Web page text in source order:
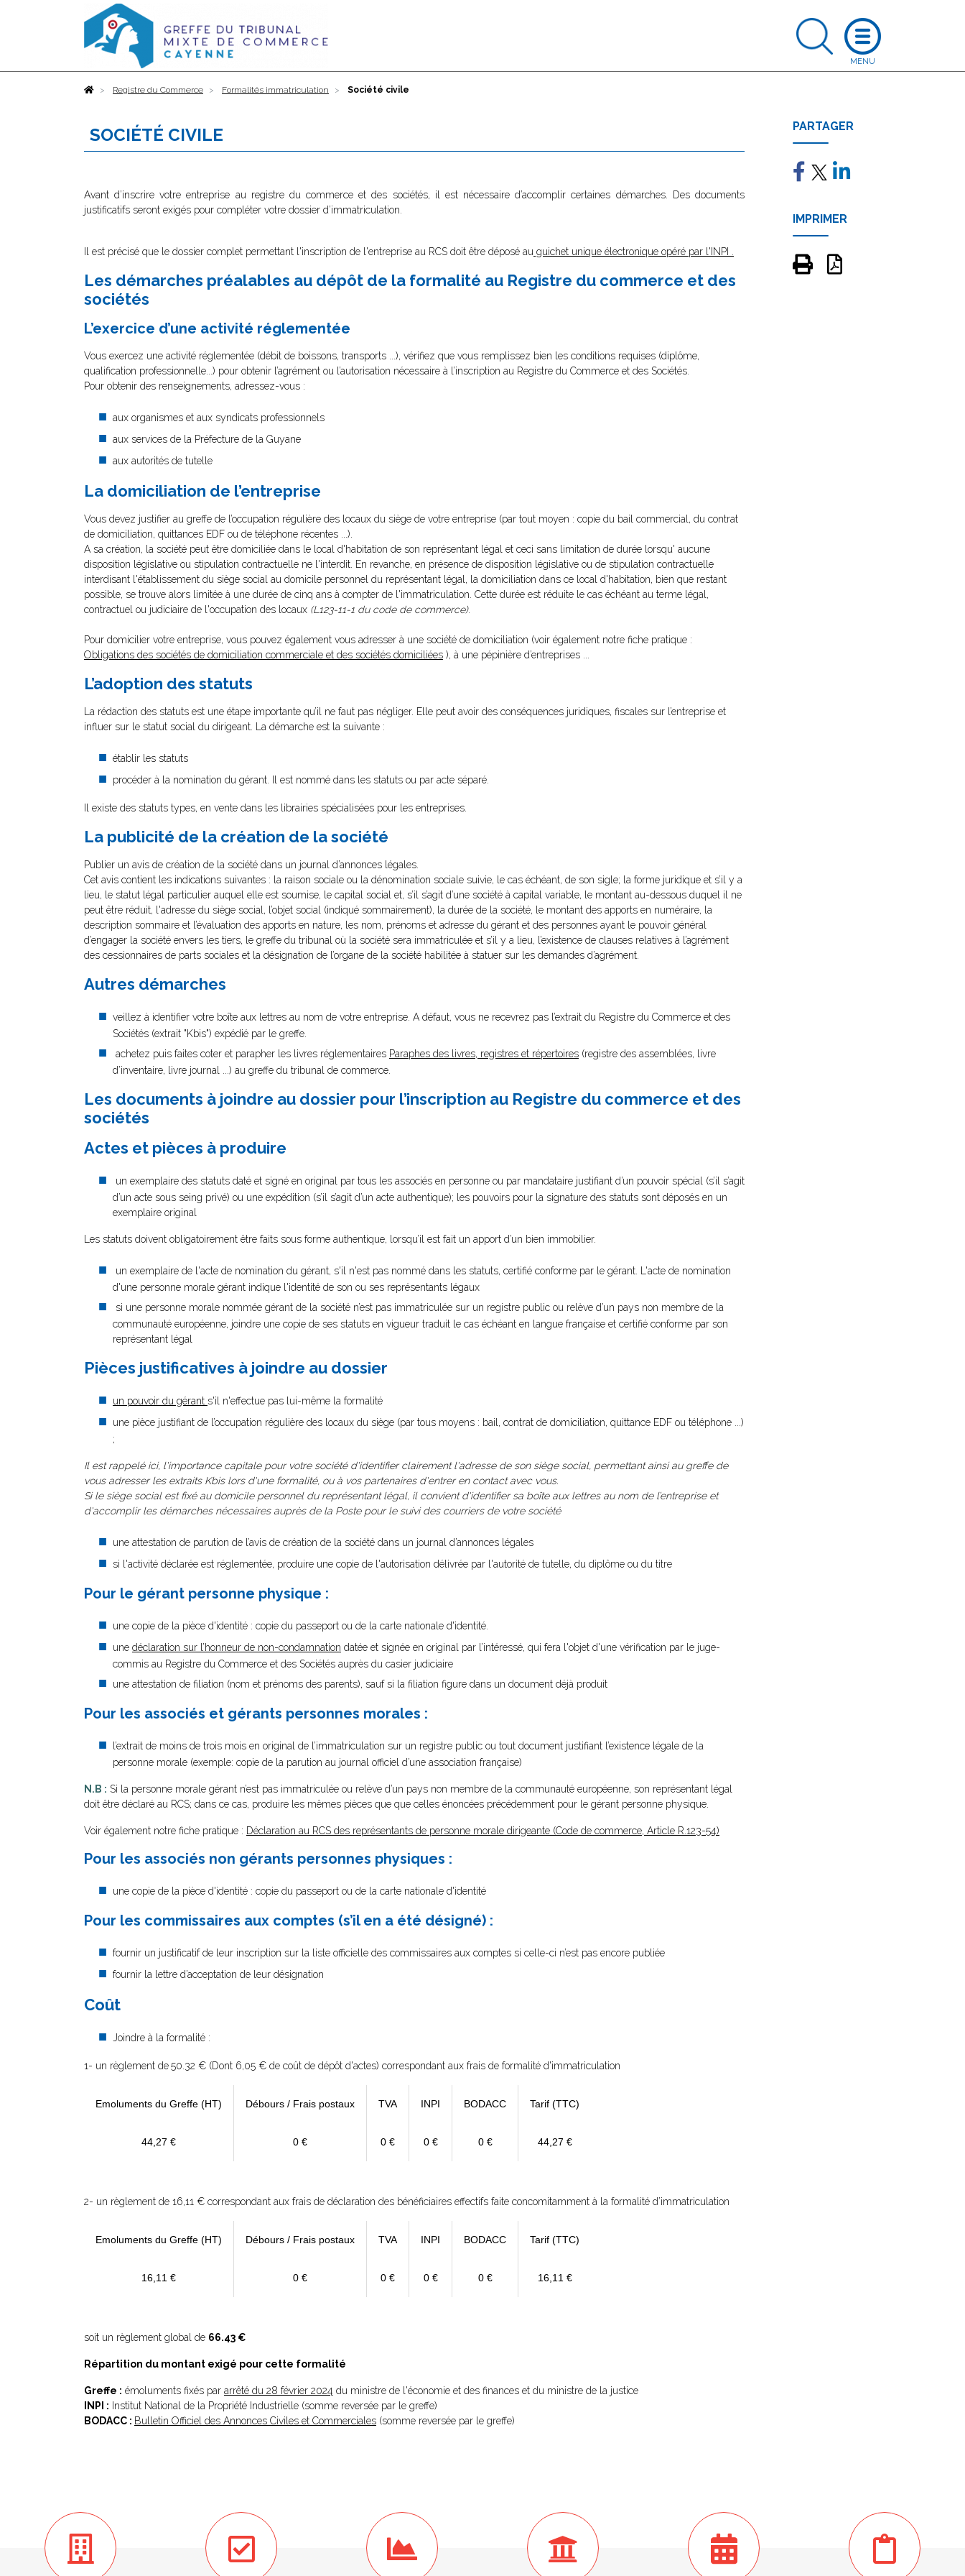
AccueilRegistre du Commerce Formalités immatriculation Société civile
SOCIÉTÉ CIVILE
Avant d’inscrire votre entreprise au registre du commerce et des sociétés, il est nécessaire d’accomplir certaines démarches. Des documents
justificatifs seront exigés pour compléter votre dossier d’immatriculation.
Il est précisé que le dossier complet permettant l'inscription de l'entreprise au RCS doit être déposé au guichet unique électronique opéré par l'INPI
Les démarches préalables au dépôt de la formalité au Registre du commerce et des
sociétés
L’exercice d’une activité réglementée
Vous exercez une activité réglementée (débit de boissons, transports ...), vérifiez que vous remplissez bien les conditions requises (diplôme,
qualification professionnelle...) pour obtenir l’agrément ou l’autorisation nécessaire à l’inscription au Registre du Commerce et des Sociétés.
Pour obtenir des renseignements, adressez-vous :
aux organismes et aux syndicats professionnels
aux services de la Préfecture de la Guyane
aux autorités de tutelle
La domiciliation de l’entreprise
Vous devez justifier au greffe de l’occupation régulière des locaux du siège de votre entreprise (par tout moyen : copie du bail commercial, du contrat
de domiciliation, quittances EDF ou de téléphone récentes ...).
A sa création, la société peut être domiciliée dans le local d'habitation de son représentant légal et ceci sans limitation de durée lorsqu' aucune
disposition législative ou stipulation contractuelle ne l'interdit. En revanche, en présence de disposition législative ou de stipulation contractuelle
interdisant l'établissement du siège social au domicile personnel du représentant légal, la domiciliation dans ce local d'habitation, bien que restant
possible, se trouve alors limitée à une durée de cinq ans à compter de l'immatriculation. Cette durée est réduite le cas échéant au terme légal,
contractuel ou judiciaire de l'occupation des locaux (L123-11-1 du code de commerce).
Pour domicilier votre entreprise, vous pouvez également vous adresser à une société de domiciliation (voir également notre fiche pratique :
Obligations des sociétés de domiciliation commerciale et des sociétés domiciliées ), à une pépinière d’entreprises .
L’adoption des statuts
La rédaction des statuts est une étape importante qu’il ne faut pas négliger. Elle peut avoir des conséquences juridiques, fiscales sur l’entreprise et
influer sur le statut social du dirigeant. La démarche est la suivante :
établir les statuts
procéder à la nomination du gérant. Il est nommé dans les statuts ou par acte séparé.
Il existe des statuts types, en vente dans les librairies spécialisées pour les entreprises.
La publicité de la création de la société
Publier un avis de création de la société dans un journal d’annonces légales.
Cet avis contient les indications suivantes : la raison sociale ou la dénomination sociale suivie, le cas échéant, de son sigle; la forme juridique et s’il y a
lieu, le statut légal particulier auquel elle est soumise, le capital social et, s’il s’agit d’une société à capital variable, le montant au-dessous duquel il ne
peut être réduit, l'adresse du siège social, l’objet social (indiqué sommairement), la durée de la société, le montant des apports en numéraire, la
description sommaire et l’évaluation des apports en nature, les nom, prénoms et adresse du gérant et des personnes ayant le pouvoir général
d’engager la société envers les tiers, le greffe du tribunal où la société sera immatriculée et s’il y a lieu, l’existence de clauses relatives à l’agrément
des cessionnaires de parts sociales et la désignation de l’organe de la société habilitée à statuer sur les demandes d’agrément.
Autres démarches
veillez à identifier votre boîte aux lettres au nom de votre entreprise. A défaut, vous ne recevrez pas l’extrait du Registre du Commerce et des
Sociétés (extrait "Kbis") expédié par le greffe.
achetez puis faites coter et parapher les livres réglementaires Paraphes des livres, registres et répertoires (registre des assemblées, livre
d’inventaire, livre journal ...) au greffe du tribunal de commerce.
Les documents à joindre au dossier pour l’inscription au Registre du commerce et des
sociétés
Actes et pièces à produire
un exemplaire des statuts daté et signé en original par tous les associés en personne ou par mandataire justifiant d’un pouvoir spécial (s’il s’agit
d’un acte sous seing privé) ou une expédition (s’il s’agit d’un acte authentique); les pouvoirs pour la signature des statuts sont déposés en un
exemplaire original
Les statuts doivent obligatoirement être faits sous forme authentique, lorsqu’il est fait un apport d’un bien immobilier.
un exemplaire de l'acte de nomination du gérant, s'il n'est pas nommé dans les statuts, certifié conforme par le gérant. L'acte de nomination
d'une personne morale gérant indique l'identité de son ou ses représentants légaux
si une personne morale nommée gérant de la société n’est pas immatriculée sur un registre public ou relève d’un pays non membre de la
communauté européenne, joindre une copie de ses statuts en vigueur traduit le cas échéant en langue française et certifié conforme par son
représentant légal
Pièces justificatives à joindre au dossier
un pouvoir du gérant s'il n'effectue pas lui-même la formalité
une pièce justifiant de l’occupation régulière des locaux du siège (par tous moyens : bail, contrat de domiciliation, quittance EDF ou téléphone ...)
;
Il est rappelé ici, l'importance capitale pour votre société d'identifier clairement l'adresse de son siège social, permettant ainsi au greffe de
vous adresser les extraits Kbis lors d'une formalité, ou à vos partenaires d'entrer en contact avec vous.
Si le siège social est fixé au domicile personnel du représentant légal, il convient d'identifier sa boîte aux lettres au nom de l’entreprise et
d'accomplir les démarches nécessaires auprès de la Poste pour le suivi des courriers de votre société
une attestation de parution de l’avis de création de la société dans un journal d’annonces légales
si l'activité déclarée est réglementée, produire une copie de l'autorisation délivrée par l'autorité de tutelle, du diplôme ou du titre
Pour le gérant personne physique :
une copie de la pièce d'identité : copie du passeport ou de la carte nationale d'identité.
une déclaration sur l’honneur de non-condamnation datée et signée en original par l’intéressé, qui fera l'objet d'une vérification par le juge-
commis au Registre du Commerce et des Sociétés auprès du casier judiciaire
une attestation de filiation (nom et prénoms des parents), sauf si la filiation figure dans un document déjà produit
Pour les associés et gérants personnes morales :
l’extrait de moins de trois mois en original de l’immatriculation sur un registre public ou tout document justifiant l’existence légale de la
personne morale (exemple: copie de la parution au journal officiel d’une association française)
N.B : Si la personne morale gérant n’est pas immatriculée ou relève d’un pays non membre de la communauté européenne, son représentant légal
doit être déclaré au RCS; dans ce cas, produire les mêmes pièces que que celles énoncées précédemment pour le gérant personne physique.
Voir également notre fiche pratique : Déclaration au RCS des représentants de personne morale dirigeante (Code de commerce, Article R.123-54)
Pour les associés non gérants personnes physiques :
une copie de la pièce d'identité : copie du passeport ou de la carte nationale d'identité
Pour les commissaires aux comptes (s’il en a été désigné) :
fournir un justificatif de leur inscription sur la liste officielle des commissaires aux comptes si celle-ci n’est pas encore publiée
fournir la lettre d’acceptation de leur désignation
Coût
Joindre à la formalité :
1- un règlement de50.32 € (Dont 6,05 € de coût de dépôt d'actes) correspondant aux frais de formalité d'immatriculation
Emoluments du Greffe (HT) Débours / Frais postaux TVA INPI BODACC Tarif (TTC)
44,27 € 0 € 0 € 0 € 0 € 44,27 €
2- un règlement de 16,11 € correspondant aux frais de déclaration des bénéficiaires effectifs faite concomitamment à la formalité d’immatriculation
Emoluments du Greffe (HT) Débours / Frais postaux TVA INPI BODACC Tarif (TTC)
16,11 € 0 € 0 € 0 € 0 € 16,11 €
soit un règlement global de 66.43 €
Répartition du montant exigé pour cette formalité
Greffe : émoluments fixés par arrêté du 28 février 2024 du ministre de l'économie et des finances et du ministre de la justice
INPI : Institut National de la Propriété Industrielle (somme reversée par le greffe)
BODACC : Bulletin Officiel des Annonces Civiles et Commerciales (somme reversée par le greffe)
PARTAGER
IMPRIMER